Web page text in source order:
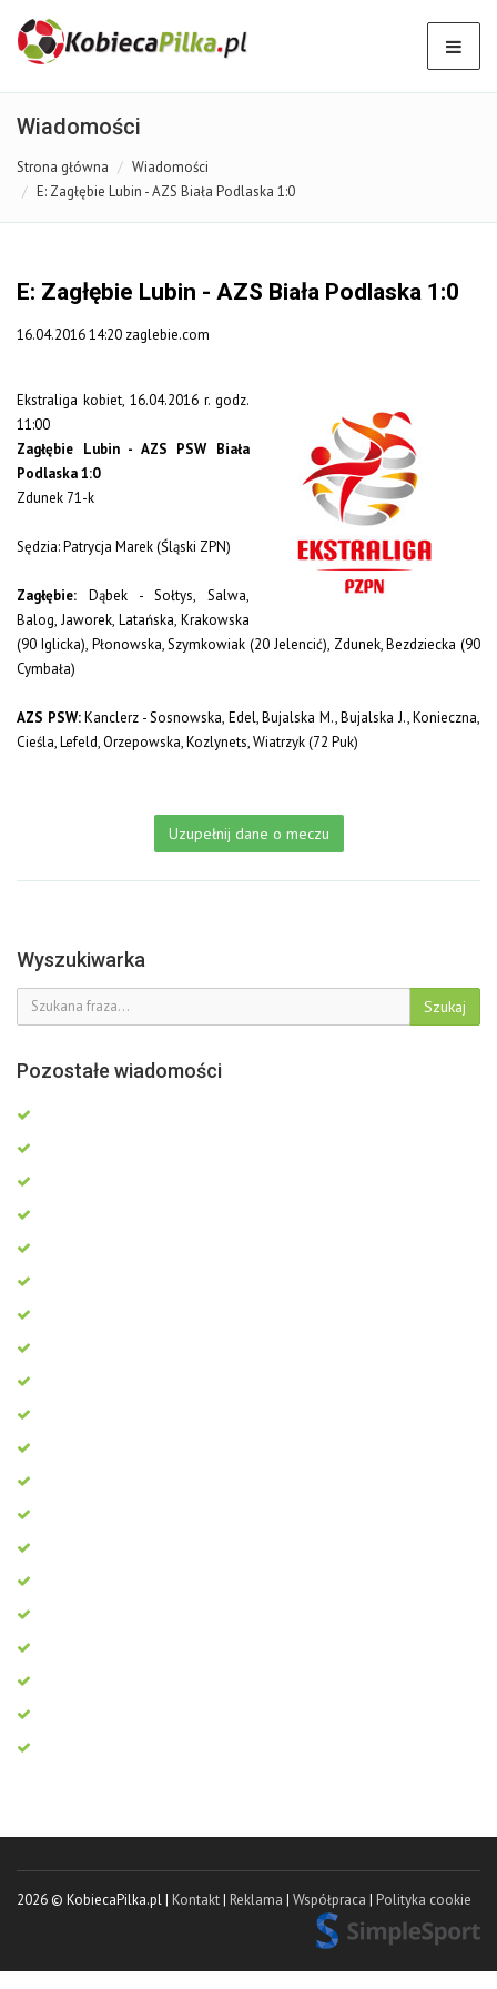
Wiadomości
Strona główna
Wiadomości
E: Zagłębie Lubin - AZS Biała Podlaska 1:0
E: Zagłębie Lubin - AZS Biała Podlaska 1:0
16.04.2016 14:20 zaglebie.com
Ekstraliga kobiet, 16.04.2016 r. godz.
11:00
Zagłębie Lubin - AZS PSW Biała
Podlaska 1:0
Zdunek 71-k
Sędzia: Patrycja Marek (Śląski ZPN)
Zagłębie: Dąbek - Sołtys, Salwa,
Balog, Jaworek, Latańska, Krakowska
(90 Iglicka), Płonowska, Szymkowiak (20 Jelencić), Zdunek, Bezdziecka (90
Cymbała)
AZS PSW:Kanclerz - Sosnowska, Edel, Bujalska M., Bujalska J., Konieczna,
Cieśla, Lefeld, Orzepowska, Kozlynets, Wiatrzyk (72 Puk)
Uzupełnij dane o meczu
Wyszukiwarka
Szukaj
Pozostałe wiadomości
2026 © KobiecaPilka.pl | Kontakt| Reklama | Współpraca | Polityka cookie